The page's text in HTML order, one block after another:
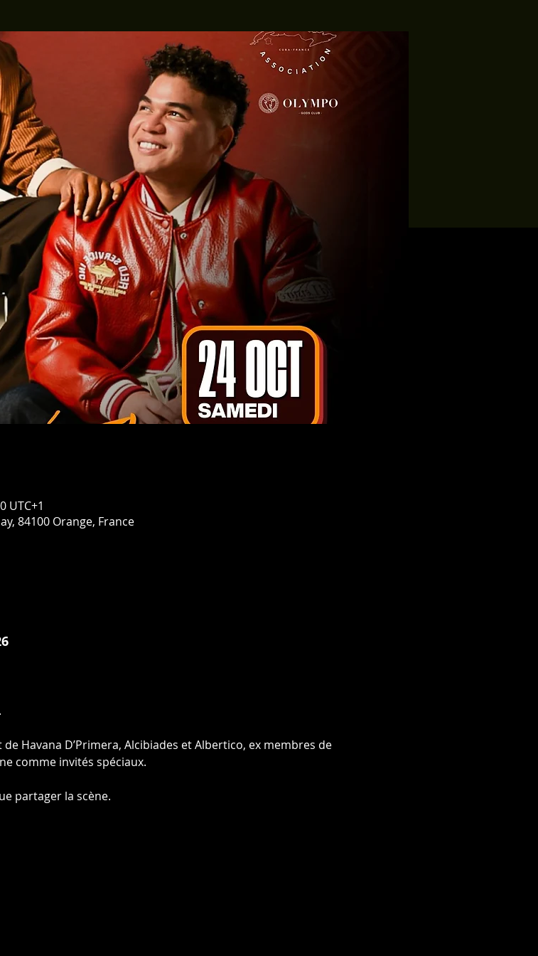
UTC+1
84100 Orange, France
Havana D’Primera, Alcibiades et Albertico, ex membres de
comme invités spéciaux.
partager la scène.